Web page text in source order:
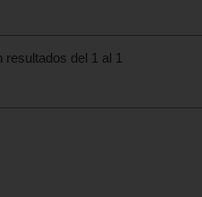
resultados del 1 al 1